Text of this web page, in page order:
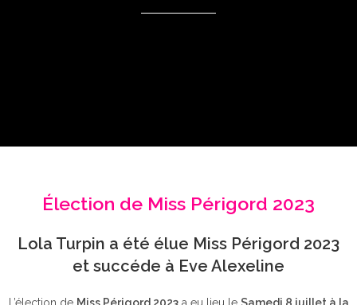
Élection de Miss Périgord 2023
Lola Turpin a été élue Miss Périgord 2023
et succéde à Eve Alexeline